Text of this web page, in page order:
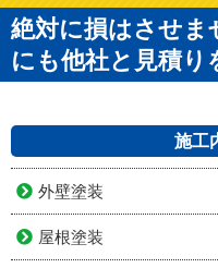
受付時間 10:00～18:00
絶対に損はさせま
にも他社と見積り